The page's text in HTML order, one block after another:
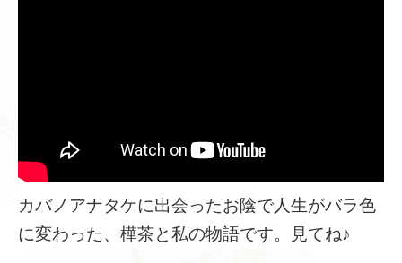
カバノアナタケに出会ったお陰で人生がバラ色
に変わった、樺茶と私の物語です。見てね♪